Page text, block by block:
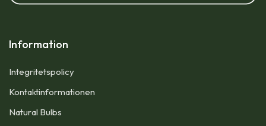
Information
Integritetspolicy
Kontaktinformationen
Natural Bulbs